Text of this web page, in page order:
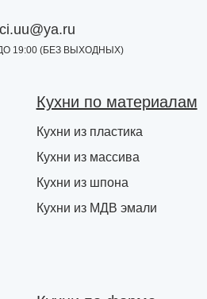
19:00 (БЕЗ ВЫХОДНЫХ)
Кухни по материалам
Кухни из пластика
Кухни из массива
Кухни из шпона
Кухни из МДВ эмали